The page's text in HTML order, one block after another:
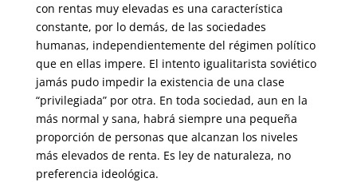
con rentas muy eleva­das es una característica
constante, por lo demás, de las sociedades
humanas, independientemente del régimen político
que en ellas impere. El intento igualitarista soviético
jamás pudo impedir la existencia de una clase
“privilegiada” por otra. En toda sociedad, aun en la
más normal y sana, habrá siempre una pequeña
proporción de personas que alcanzan los niveles
más elevados de renta. Es ley de naturaleza, no
preferencia ideológica.